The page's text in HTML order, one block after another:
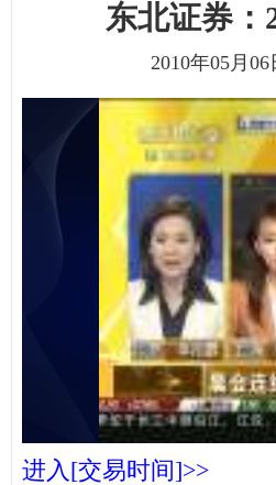
东北证券：
2010年05月
进入[交易时间]>>